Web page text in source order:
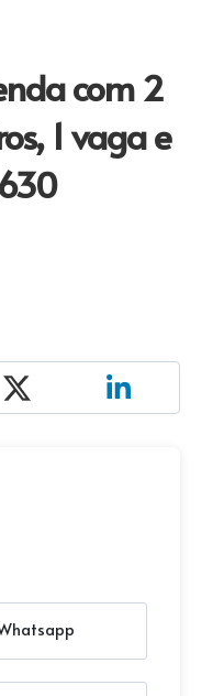
com 2
1 vaga e